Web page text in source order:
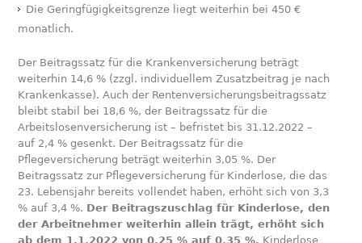
Die Geringfügigkeitsgrenze liegt weiterhin bei 450 €
monatlich.
Der Beitragssatz für die Krankenversicherung beträgt
weiterhin 14,6 % (zzgl. individuellem Zusatzbeitrag je nach
Krankenkasse). Auch der Rentenversicherungsbeitragssatz
bleibt stabil bei 18,6 %, der Beitragssatz für die
Arbeitslosenversicherung ist – befristet bis 31.12.2022 –
auf 2,4 % gesenkt. Der Beitragssatz für die
Pflegeversicherung beträgt weiterhin 3,05 %. Der
Beitragssatz zur Pflegeversicherung für Kinderlose, die das
23. Lebensjahr bereits vollendet haben, erhöht sich von 3,3
% auf 3,4 %. Der Beitragszuschlag für Kinderlose, den
der Arbeitnehmer weiterhin allein trägt, erhöht sich
ab dem 1.1.2022 von 0,25 % auf 0,35 %. Kinderlose